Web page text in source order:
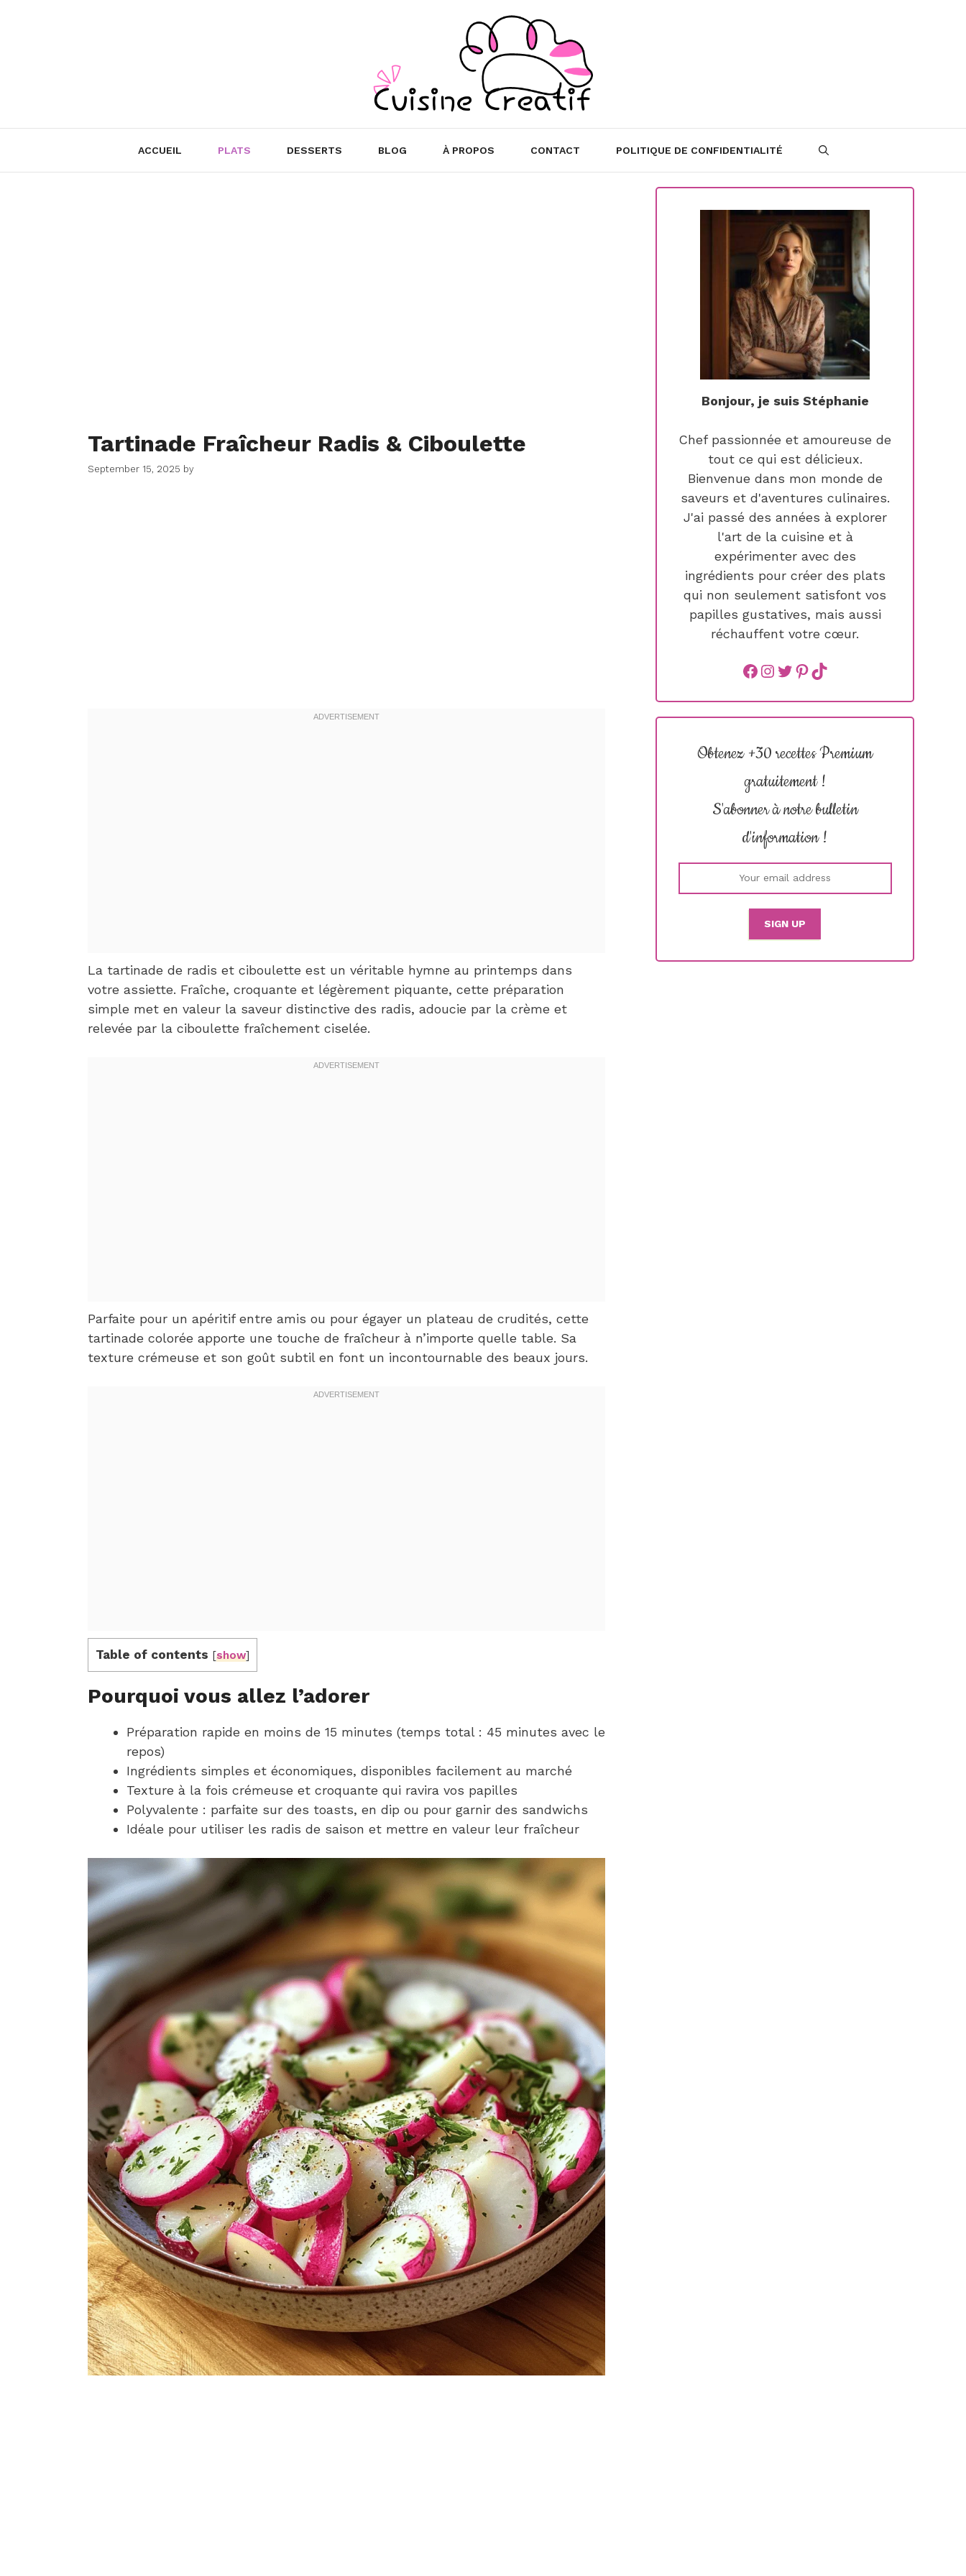
ACCUEIL PLATS DESSERTS BLOG À PROPOS CONTACT POLITIQUE DE CONFIDENTIALITÉ
Tartinade Fraîcheur Radis & Ciboulette
September 15, 2025 by
La tartinade de radis et ciboulette est un véritable hymne au printemps dans
votre assiette. Fraîche, croquante et légèrement piquante, cette préparation
simple met en valeur la saveur distinctive des radis, adoucie par la crème et
relevée par la ciboulette fraîchement ciselée.
Parfaite pour un apéritif entre amis ou pour égayer un plateau de crudités, cette
tartinade colorée apporte une touche de fraîcheur à n’importe quelle table. Sa
texture crémeuse et son goût subtil en font un incontournable des beaux jours.
Table of contents [show]
Pourquoi vous allez l’adorer
Préparation rapide en moins de 15 minutes (temps total : 45 minutes avec le
repos)
Ingrédients simples et économiques, disponibles facilement au marché
Texture à la fois crémeuse et croquante qui ravira vos papilles
Polyvalente : parfaite sur des toasts, en dip ou pour garnir des sandwichs
Idéale pour utiliser les radis de saison et mettre en valeur leur fraîcheur
Bonjour, je suis Stéphanie
Chef passionnée et amoureuse de
tout ce qui est délicieux.
Bienvenue dans mon monde de
saveurs et d'aventures culinaires.
J'ai passé des années à explorer
l'art de la cuisine et à
expérimenter avec des
ingrédients pour créer des plats
qui non seulement satisfont vos
papilles gustatives, mais aussi
réchauffent votre cœur.
Facebook
instagram
Twitter
Pinterest
TikTok
Obtenez +30 recettes Premium
gratuitement !
S'abonner à notre bulletin
d'information !